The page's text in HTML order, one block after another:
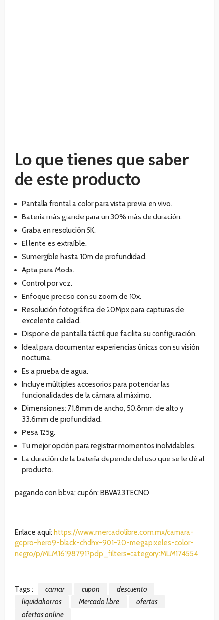
Lo que tienes que saber
de este producto
Pantalla frontal a color para vista previa en vivo.
Batería más grande para un 30% más de duración.
Graba en resolución 5K.
El lente es extraíble.
Sumergible hasta 10m de profundidad.
Apta para Mods.
Control por voz.
Enfoque preciso con su zoom de 10x.
Resolución fotográfica de 20Mpx para capturas de
excelente calidad.
Dispone de pantalla táctil que facilita su configuración.
Ideal para documentar experiencias únicas con su visión
nocturna.
Es a prueba de agua.
Incluye múltiples accesorios para potenciar las
funcionalidades de la cámara al máximo.
Dimensiones: 71.8mm de ancho, 50.8mm de alto y
33.6mm de profundidad.
Pesa 125g.
Tu mejor opción para registrar momentos inolvidables.
La duración de la batería depende del uso que se le dé al
producto.
pagando con bbva; cupón: BBVA23TECNO
Enlace aquí: https://www.mercadolibre.com.mx/camara-
gopro-hero9-black-chdhx-901-20-megapixeles-color-
negro/p/MLM16198791?pdp_filters=category:MLM174554
Tags : camar cupon
descuento
liquidahorros
Mercado libre
ofertas
ofertas online